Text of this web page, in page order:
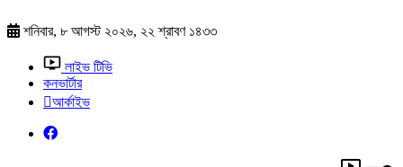
শনিবার, ৮ আগস্ট ২০২৬, ২২ শ্রাবণ ১৪৩৩
লাইভ টিভি
কনভার্টার
আর্কাইভ